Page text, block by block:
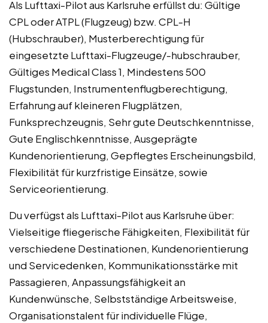
Als Lufttaxi-Pilot aus Karlsruhe erfüllst du: Gültige
CPL oder ATPL (Flugzeug) bzw. CPL-H
(Hubschrauber), Musterberechtigung für
eingesetzte Lufttaxi-Flugzeuge/-hubschrauber,
Gültiges Medical Class 1, Mindestens 500
Flugstunden, Instrumentenflugberechtigung,
Erfahrung auf kleineren Flugplätzen,
Funksprechzeugnis, Sehr gute Deutschkenntnisse,
Gute Englischkenntnisse, Ausgeprägte
Kundenorientierung, Gepflegtes Erscheinungsbild,
Flexibilität für kurzfristige Einsätze, sowie
Serviceorientierung.
Du verfügst als Lufttaxi-Pilot aus Karlsruhe über:
Vielseitige fliegerische Fähigkeiten, Flexibilität für
verschiedene Destinationen, Kundenorientierung
und Servicedenken, Kommunikationsstärke mit
Passagieren, Anpassungsfähigkeit an
Kundenwünsche, Selbstständige Arbeitsweise,
Organisationstalent für individuelle Flüge,